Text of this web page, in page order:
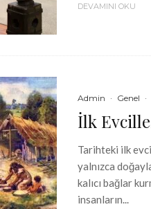
DEVAMINI OKU
Admin · Genel ·
İlk
Tarihteki ilk
yalnızca
kalıcı bağlar
insanların...